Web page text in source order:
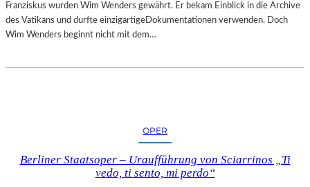
Franziskus wurden Wim Wenders gewährt. Er bekam Einblick in die Archive
des Vatikans und durfte einzigartigeDokumentationen verwenden. Doch
Wim Wenders beginnt nicht mit dem…
OPER
Berliner Staatsoper – Uraufführung von Sciarrinos „Ti
vedo, ti sento, mi perdo“